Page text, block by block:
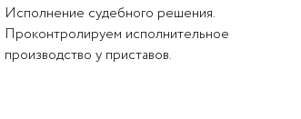
Исполнение судебного решения.
Проконтролируем исполнительное
производство у приставов.